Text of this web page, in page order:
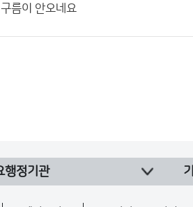
름이 안오네요
행정기관